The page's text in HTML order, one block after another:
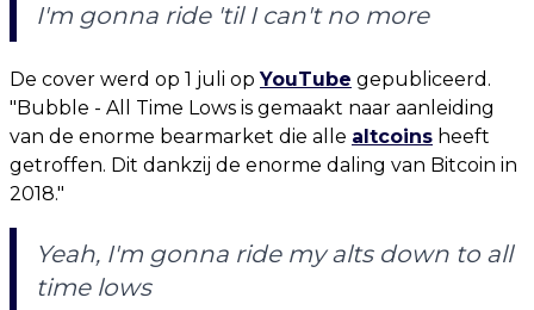
I'm gonna ride 'til I can't no more
De cover werd op 1 juli opYouTube gepubliceerd.
"Bubble - All Time Lows is gemaakt naar aanleiding
van de enorme bearmarket die alle altcoins heeft
getroffen. Dit dankzij de enorme daling van Bitcoin in
2018."
Yeah, I'm gonna ride my alts down to all
time lows